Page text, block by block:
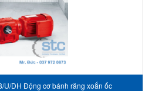
U/DH Động cơ bánh răng xoắn ốc